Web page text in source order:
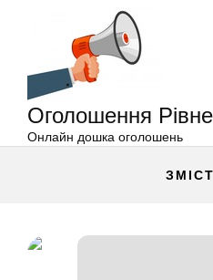
Оголошення Рівне
Онлайн дошка оголошень
ЗМІСТ